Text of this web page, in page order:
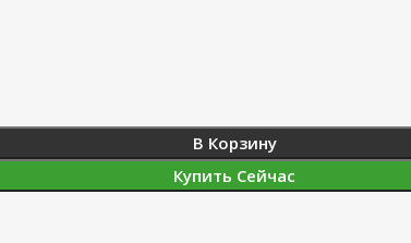
В Корзину
Купить Сейчас